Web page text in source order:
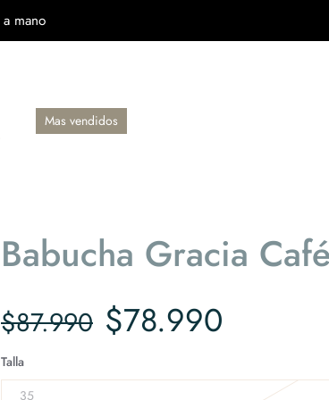
Mas vendidos
Babucha Gracia
$87.990 $78.990
Talla
35